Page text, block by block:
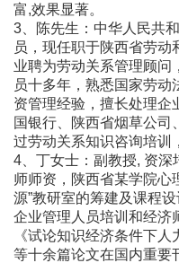
富,效果显著。
3、陈先生：中华人民共
员，现任职于陕西省劳
业聘为劳动关系管理顾问
员十多年，熟悉国家劳
资管理经验，擅长处理企
国银行、陕西省烟草公司
过劳动关系知识咨询培训
4、丁女士：副教授, 资深
师师资，陕西省某学院心
源”教研室的筹建及课程
企业管理人员培训和经济
《试论知识经济条件下人
等十余篇论文在国内重要